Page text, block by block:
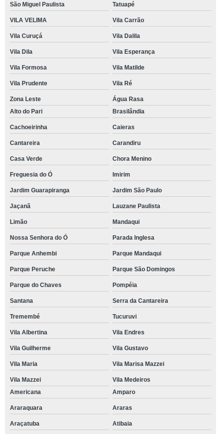
São Miguel Paulista Tatuapé
VILA VELIMA Vila Carrão
Vila Curuçá Vila Dalila
Vila Dila Vila Esperança
Vila Formosa Vila Matilde
Vila Prudente Vila Ré
Zona Leste
Água Rasa
Alto do Pari
Brasilândia
Cachoeirinha Caieras
Cantareira Carandiru
Casa Verde Chora Menino
Freguesia do Ó Imirim
Jardim Guarapiranga Jardim São Paulo
Jaçanã Lauzane Paulista
Limão Mandaqui
Nossa Senhora do Ó Parada Inglesa
Parque Anhembi Parque Mandaqui
Parque Peruche Parque São Domingos
Parque do Chaves Pompéia
Santana Serra da Cantareira
Tremembé Tucuruvi
Vila Albertina Vila Endres
Vila Guilherme Vila Gustavo
Vila Maria Vila Marisa Mazzei
Vila Mazzei
Vila Medeiros
Americana
Amparo
Araraquara Araras
Araçatuba Atibaia